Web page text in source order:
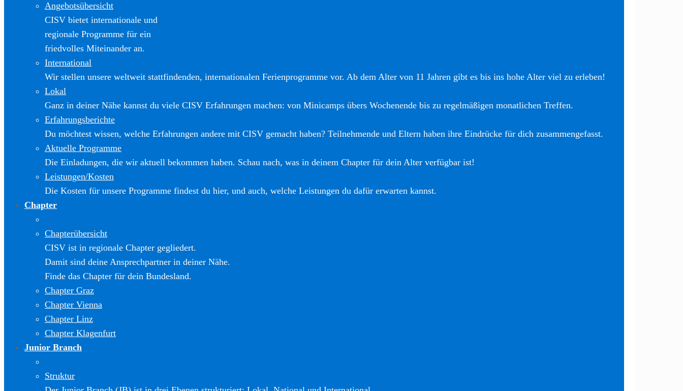
Angebotsübersicht
CISV bietet internationale und
regionale Programme für ein
friedvolles Miteinander an.
International
Wir stellen unsere weltweit stattfindenden, internationalen Ferienprogramme vor. Ab dem Alter von 11 Jahren gibt es bis ins hohe Alter viel zu erleben!
Lokal
Ganz in deiner Nähe kannst du viele CISV Erfahrungen machen: von Minicamps übers Wochenende bis zu regelmäßigen monatlichen Treffen.
Erfahrungsberichte
Du möchtest wissen, welche Erfahrungen andere mit CISV gemacht haben? Teilnehmende und Eltern haben ihre Eindrücke für dich zusammengefasst.
Aktuelle Programme
Die Einladungen, die wir aktuell bekommen haben. Schau nach, was in deinem Chapter für dein Alter verfügbar ist!
Leistungen/Kosten
Die Kosten für unsere Programme findest du hier, und auch, welche Leistungen du dafür erwarten kannst.
Chapter
Chapterübersicht
CISV ist in regionale Chapter gegliedert.
Damit sind deine Ansprechpartner in deiner Nähe.
Finde das Chapter für dein Bundesland.
Chapter Graz
Chapter Vienna
Chapter Linz
Chapter Klagenfurt
Junior Branch
Struktur